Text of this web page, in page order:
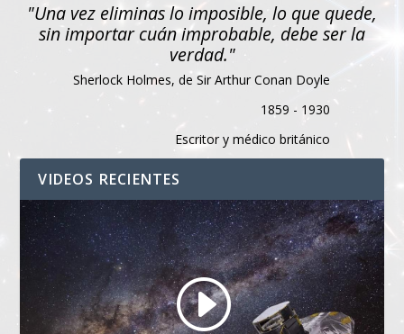
"Una vez eliminas lo imposible, lo que quede,
sin importar cuán improbable, debe ser la
verdad."
Sherlock Holmes, de Sir Arthur Conan Doyle
1859 - 1930
Escritor y médico británico
VIDEOS RECIENTES